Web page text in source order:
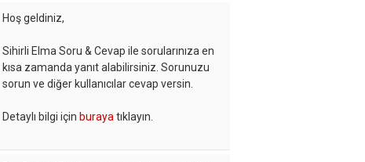
Hoş geldiniz,
Sihirli Elma Soru & Cevap ile sorularınıza en
kısa zamanda yanıt alabilirsiniz. Sorunuzu
sorun ve diğer kullanıcılar cevap versin.
Detaylı bilgi için buraya tıklayın.